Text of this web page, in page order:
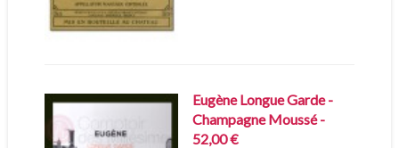
Eugène Longue Garde -
Champagne Moussé -
52,00 €